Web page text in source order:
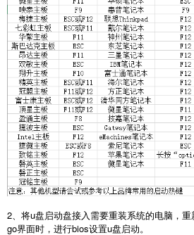
2、将u盘启动盘接入需要重装系统的电脑，
go界面时，进行bios设置u盘启动。